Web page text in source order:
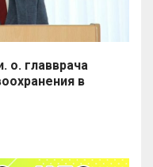
о. главврача
в